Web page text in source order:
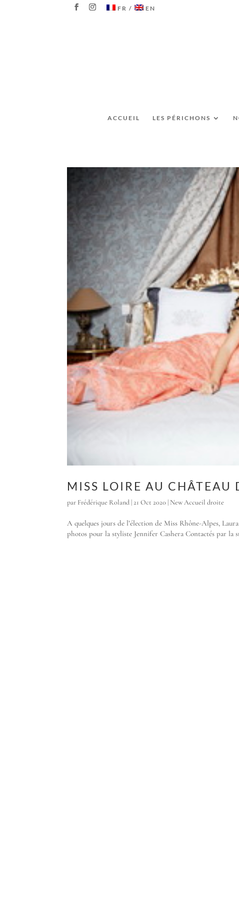
FR EN
ACCUEIL LES PÉRICHONS
MISS LOIRE AU CHÂTEAU
par Frédérique Roland |21 Oct 2020 | New Accueil droite
A quelques jours de l’élection de Miss Rhône-Alpes,
photos pour la styliste Jennifer Cashera Contactés par la